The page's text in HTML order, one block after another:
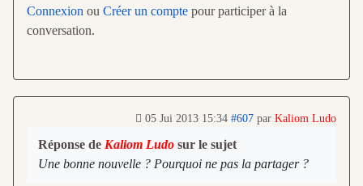
Connexion ou Créer un compte pour participer à la
conversation.
05 Jui 2013 15:34 #607 par Kaliom Ludo
Réponse de Kaliom Ludo sur le sujet
Une bonne nouvelle ? Pourquoi ne pas la partager ?